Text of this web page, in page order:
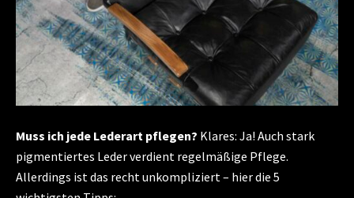
Muss ich jede Lederart pflegen? Klares: Ja! Auch stark
pigmentiertes Leder verdient regelmäßige Pflege.
Allerdings ist das recht unkompliziert – hier die 5